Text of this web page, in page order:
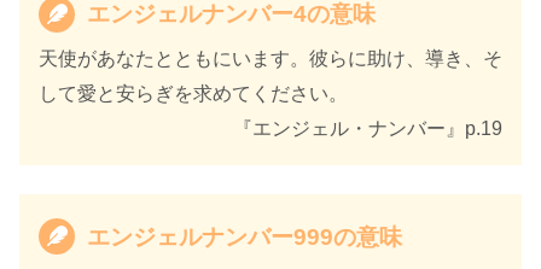
エンジェルナンバー4の意味
天使があなたとともにいます。彼らに助け、導き、そ
して愛と安らぎを求めてください。
『エンジェル・ナンバー』p.19
エンジェルナンバー999の意味